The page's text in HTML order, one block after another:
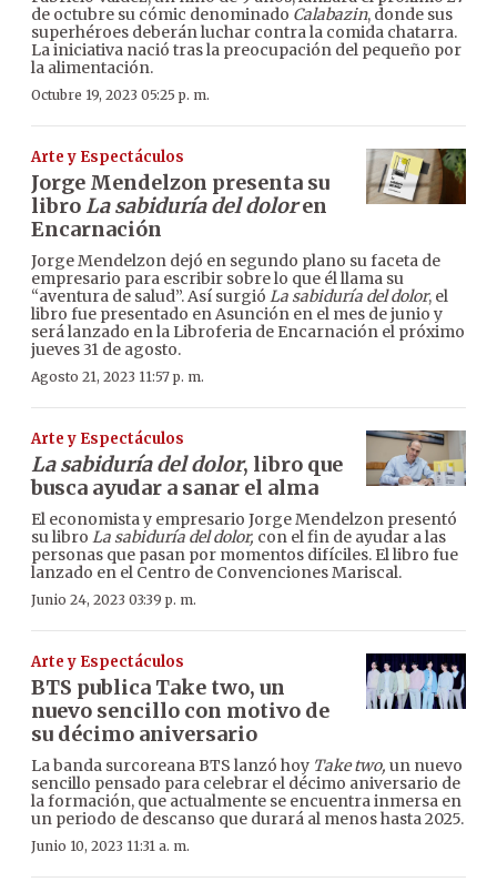
de octubre su cómic denominado Calabazin, donde sus
superhéroes deberán luchar contra la comida chatarra.
La iniciativa nació tras la preocupación del pequeño por
la alimentación.
Octubre 19, 2023 05:25 p. m.
Arte y Espectáculos
Jorge Mendelzon presenta su
libroLa sabiduría del doloren
Encarnación
Jorge Mendelzon dejó en segundo plano su faceta de
empresario para escribir sobre lo que él llama su
“aventura de salud”. Así surgió La sabiduría del dolor, el
libro fue presentado en Asunción en el mes de junio y
será lanzado en la Libroferia de Encarnación el próximo
jueves 31 de agosto.
Agosto 21, 2023 11:57 p. m.
Arte y Espectáculos
La sabiduría del dolor, libro que
busca ayudar a sanar el alma
El economista y empresario Jorge Mendelzon presentó
su libro La sabiduría del dolor, con el fin de ayudar a las
personas que pasan por momentos difíciles. El libro fue
lanzado en el Centro de Convenciones Mariscal.
Junio 24, 2023 03:39 p. m.
Arte y Espectáculos
BTS publica Take two, un
nuevo sencillo con motivo de
su décimo aniversario
La banda surcoreana BTS lanzó hoy Take two, un nuevo
sencillo pensado para celebrar el décimo aniversario de
la formación, que actualmente se encuentra inmersa en
un periodo de descanso que durará al menos hasta 2025.
Junio 10, 2023 11:31 a. m.